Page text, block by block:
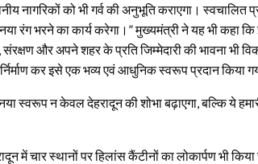
नागरिकों को भी गर्व की अनुभूति कराएगा।
रंग भरने का कार्य करेगा।” मुख्यमंत्री ने यह भी कहा
संरक्षण और अपने शहर के प्रति जिम्मेदारी की भावना भी
कर इसे एक भव्य एवं आधुनिक स्वरूप प्रदान किया
स्वरूप न केवल देहरादून की शोभा बढ़ाएगा, बल्कि ये
में चार स्थानों पर हिलांस कैंटीनों का लोकार्पण भी